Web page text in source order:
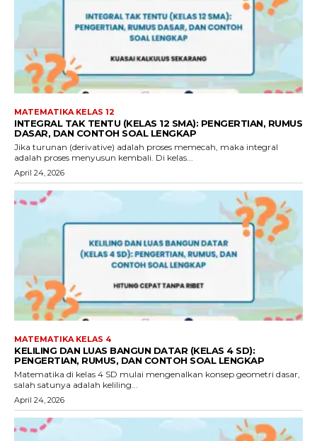
MATEMATIKA KELAS 12
INTEGRAL TAK TENTU (KELAS 12 SMA): PENGERTIAN, RUMUS
DASAR, DAN CONTOH SOAL LENGKAP
Jika turunan (derivative) adalah proses memecah, maka integral
adalah proses menyusun kembali. Di kelas...
April 24, 2026
MATEMATIKA KELAS 4
KELILING DAN LUAS BANGUN DATAR (KELAS 4 SD):
PENGERTIAN, RUMUS, DAN CONTOH SOAL LENGKAP
Matematika di kelas 4 SD mulai mengenalkan konsep geometri dasar,
salah satunya adalah keliling...
April 24, 2026